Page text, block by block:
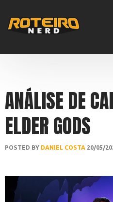
ANÁLISE DE
ELDER GODS
POSTED BY DANIEL COSTA 20/05/